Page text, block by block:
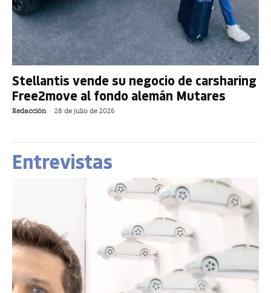
Stellantis vende su negocio de carsharing
Free2move al fondo alemán Mutares
Redacción - 28 de julio de 2026
Entrevistas